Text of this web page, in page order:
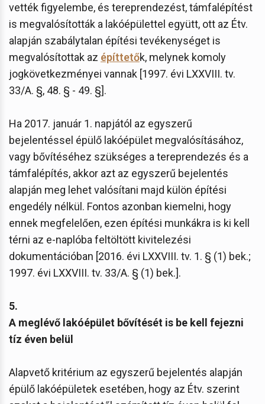
vették figyelembe, és tereprendezést, támfalépítést
is megvalósították a lakóépülettel együtt, ott az Étv.
alapján szabálytalan építési tevékenységet is
megvalósítottak az építtetők, melynek komoly
jogkövetkezményei vannak [1997. évi LXXVIII. tv.
33/A. §, 48. § - 49. §].
Ha 2017. január 1. napjától az egyszerű
bejelentéssel épülő lakóépület megvalósításához,
vagy bővítéséhez szükséges a tereprendezés és a
támfalépítés, akkor azt az egyszerű bejelentés
alapján meg lehet valósítani majd külön építési
engedély nélkül. Fontos azonban kiemelni, hogy
ennek megfelelően, ezen építési munkákra is ki kell
térni az e-naplóba feltöltött kivitelezési
dokumentációban [2016. évi LXXVIII. tv. 1. § (1) bek.;
1997. évi LXXVIII. tv. 33/A. § (1) bek.].
5.
A meglévő lakóépület bővítését is be kell fejezni
tíz éven belül
Alapvető kritérium az egyszerű bejelentés alapján
épülő lakóépületek esetében, hogy az Étv. szerint